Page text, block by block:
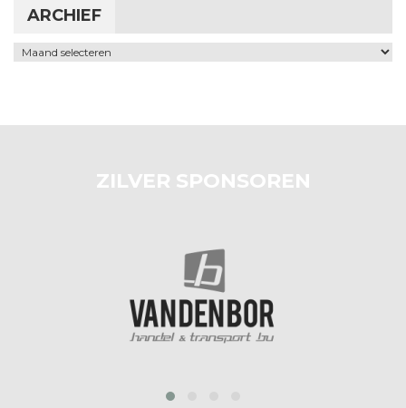
ARCHIEF
Archief
ZILVER SPONSOREN
prev